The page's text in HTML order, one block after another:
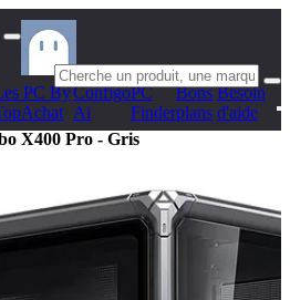
PC ByConfigo
Ai
PC
Finder
Bons
plans
Besoin
d'aide
X400 Pro - Gris